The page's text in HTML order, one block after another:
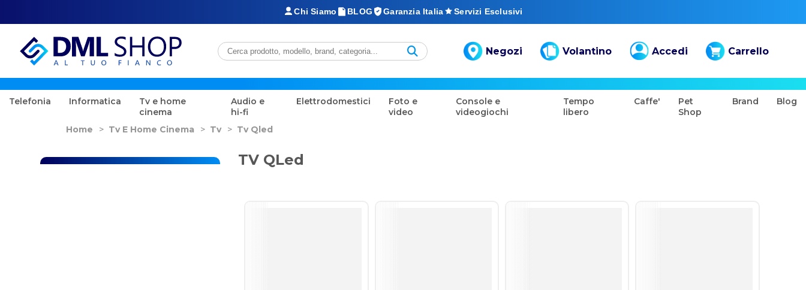
Chi Siamo BLOG Garanzia Italia Servizi Esclusivi
Negozi Volantino Accedi Carrello
Telefonia Informatica
Tv e home
cinema
Audio e
hi-fi
Elettrodomestici
Foto e
video
Console e
videogiochi
Tempo
libero
Caffe'
Pet
Shop
Brand Blog
Home > Tv E Home Cinema > Tv > Tv Qled
TV QLed